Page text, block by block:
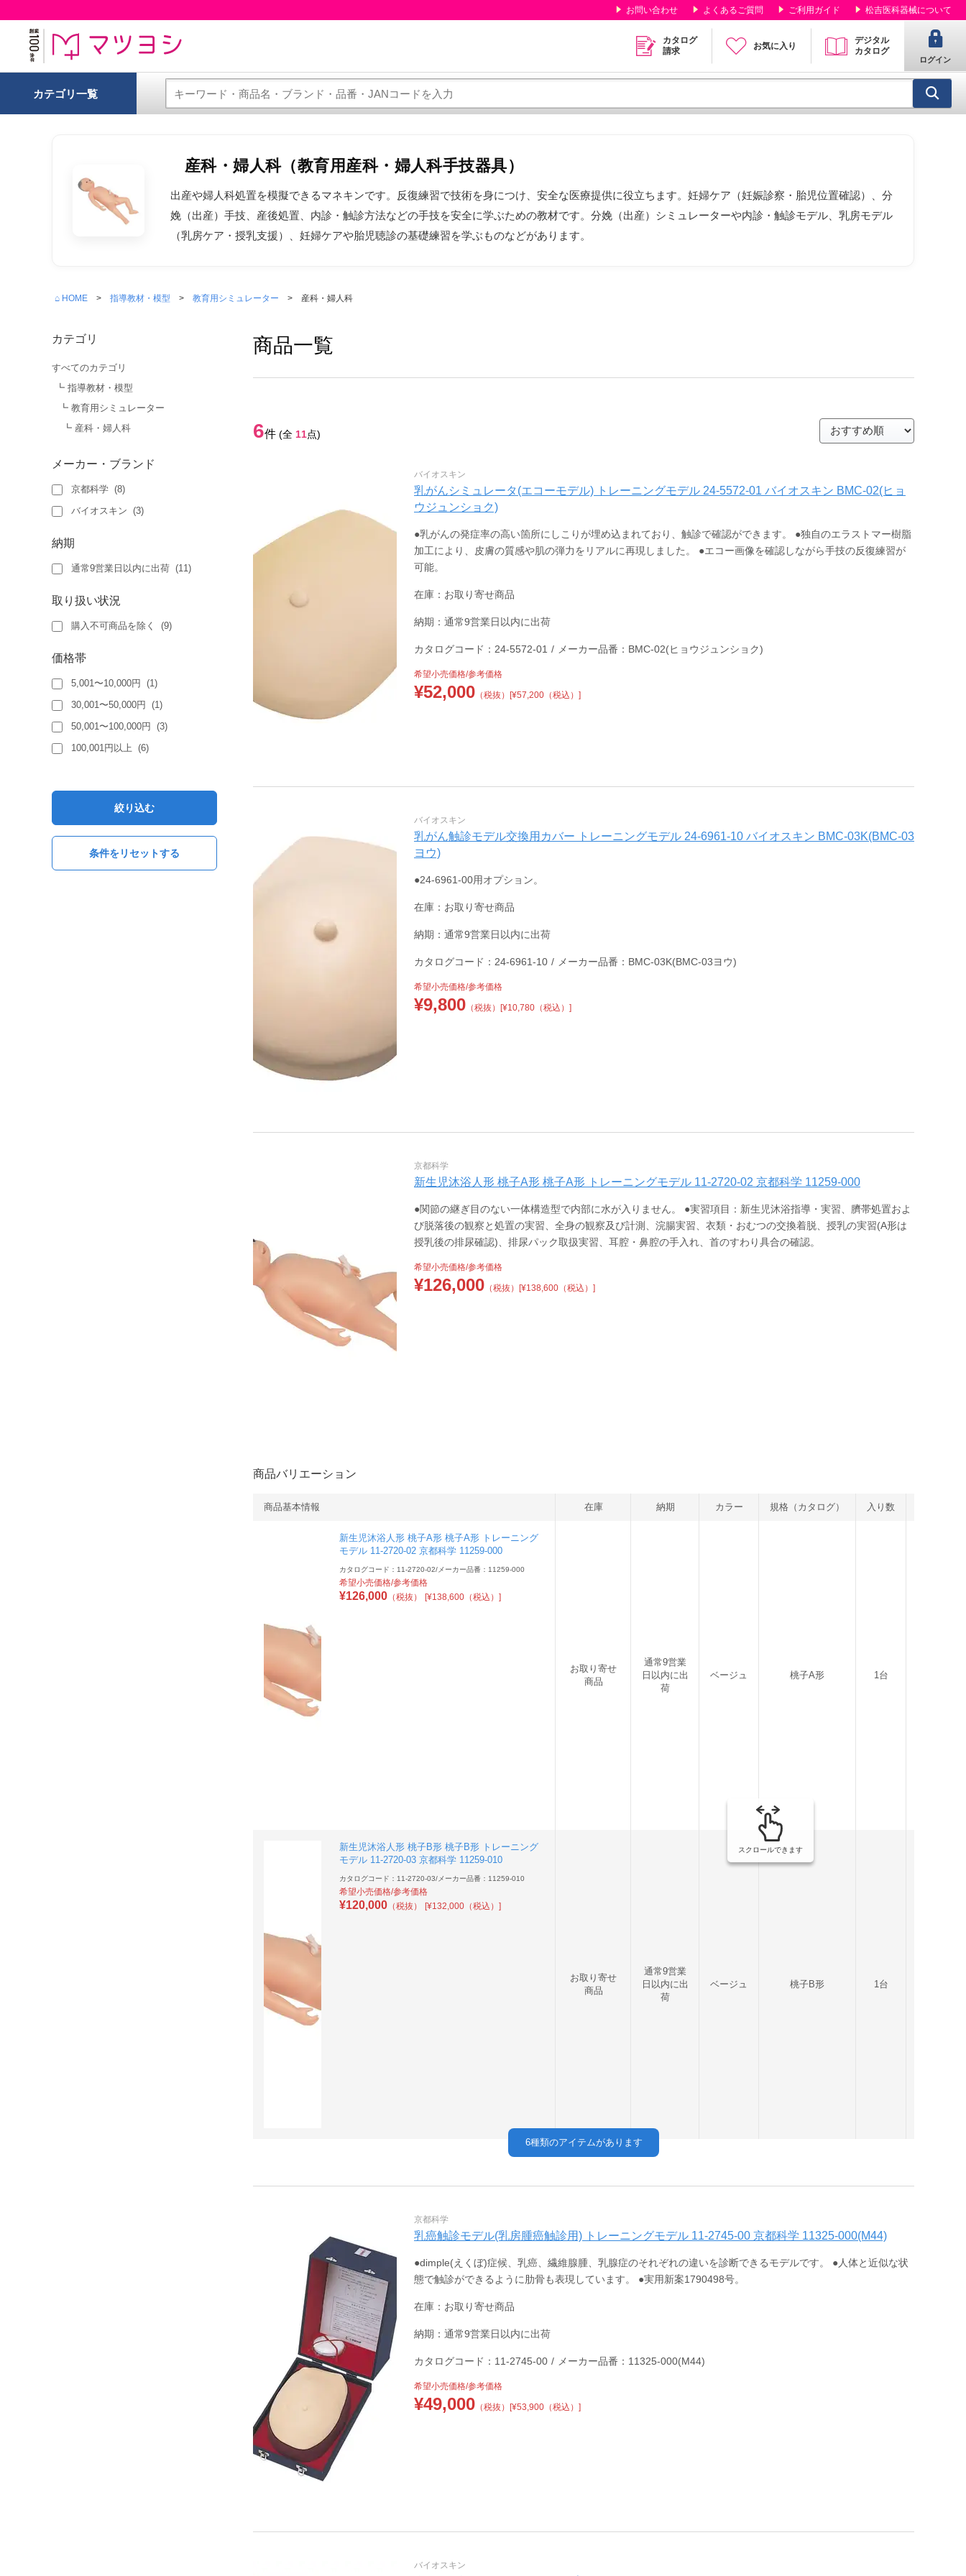
お問い合わせ よくあるご質問 ご利用ガイド 松吉医科器械について
カタログ
請求
お気に入り
デジタル
カタログ
ログイン
カテゴリ一覧
産科・婦人科（教育用産科・婦人科手技器具）
出産や婦人科処置を模擬できるマネキンです。反復練習で技術を身につけ、安全な医療提供に役立ちます。妊婦ケア（妊娠診察・胎児位置確認）、分
娩（出産）手技、産後処置、内診・触診方法などの手技を安全に学ぶための教材です。分娩（出産）シミュレーターや内診・触診モデル、乳房モデル
（乳房ケア・授乳支援）、妊婦ケアや胎児聴診の基礎練習を学ぶものなどがあります。
⌂ HOME 指導教材・模型 教育用シミュレーター 産科・婦人科
商品一覧
6件 (全 11点)
バイオスキン
乳がんシミュレータ(エコーモデル) トレーニングモデル 24-5572-01 バイオスキン BMC-02(ヒョ
ウジュンショク)
●乳がんの発症率の高い箇所にしこりが埋め込まれており、触診で確認ができます。 ●独自のエラストマー樹脂
加工により、皮膚の質感や肌の弾力をリアルに再現しました。 ●エコー画像を確認しながら手技の反復練習が
可能。
在庫：お取り寄せ商品
納期：通常9営業日以内に出荷
カタログコード：24-5572-01 / メーカー品番：BMC-02(ヒョウジュンショク)
希望小売価格/参考価格
¥52,000 （税抜） [¥57,200（税込）]
バイオスキン
乳がん触診モデル交換用カバー トレーニングモデル 24-6961-10 バイオスキン BMC-03K(BMC-03
ヨウ)
●24-6961-00用オプション。
在庫：お取り寄せ商品
納期：通常9営業日以内に出荷
カタログコード：24-6961-10 / メーカー品番：BMC-03K(BMC-03ヨウ)
希望小売価格/参考価格
¥9,800 （税抜） [¥10,780（税込）]
京都科学
新生児沐浴人形 桃子A形 桃子A形 トレーニングモデル 11-2720-02 京都科学 11259-000
●関節の継ぎ目のない一体構造型で内部に水が入りません。 ●実習項目：新生児沐浴指導・実習、臍帯処置およ
び脱落後の観察と処置の実習、全身の観察及び計測、浣腸実習、衣類・おむつの交換着脱、授乳の実習(A形は
授乳後の排尿確認)、排尿パック取扱実習、耳腔・鼻腔の手入れ、首のすわり具合の確認。
希望小売価格/参考価格
¥126,000 （税抜） [¥138,600（税込）]
商品バリエーション
商品基本情報 在庫 納期 カラー 規格（カタログ） 入り数
新生児沐浴人形 桃子A形 桃子A形 トレーニング
モデル 11-2720-02 京都科学 11259-000
カタログコード：11-2720-02/ メーカー品番：11259-000
希望小売価格/参考価格
¥126,000 （税抜） [¥138,600（税込）]
お取り寄せ
商品
通常9営業
日以内に出
荷
ベージュ 桃子A形 1台
新生児沐浴人形 桃子B形 桃子B形 トレーニング
モデル 11-2720-03 京都科学 11259-010
カタログコード：11-2720-03/ メーカー品番：11259-010
希望小売価格/参考価格
¥120,000 （税抜） [¥132,000（税込）]
お取り寄せ
商品
通常9営業
日以内に出
荷
ベージュ 桃子B形 1台
スクロールできます
6種類のアイテムがあります
京都科学
乳癌触診モデル(乳房腫癌触診用) トレーニングモデル 11-2745-00 京都科学 11325-000(M44)
●dimple(えくぼ)症候、乳癌、繊維腺腫、乳腺症のそれぞれの違いを診断できるモデルです。 ●人体と近似な状
態で触診ができるように肋骨も表現しています。 ●実用新案1790498号。
在庫：お取り寄せ商品
納期：通常9営業日以内に出荷
カタログコード：11-2745-00 / メーカー品番：11325-000(M44)
希望小売価格/参考価格
¥49,000 （税抜） [¥53,900（税込）]
バイオスキン
カテゴリ
すべてのカテゴリ
┗ 指導教材・模型
┗ 教育用シミュレーター
┗ 産科・婦人科
メーカー・ブランド
京都科学 (8)
バイオスキン (3)
納期
通常9営業日以内に出荷 (11)
取り扱い状況
購入不可商品を除く (9)
価格帯
5,001〜10,000円 (1)
30,001〜50,000円
(1)
50,001〜100,000円
(3)
100,001円以上 (6)
絞り込む
条件をリセットする